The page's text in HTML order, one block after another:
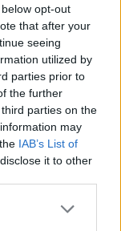
opt-out
that after your
seeing
utilized by
parties prior to
the further
parties on the
may
IAB’s List of
it to other
che ne
nei processi
complessivo
è costruita infatti
prestazioni massime
magia di questa